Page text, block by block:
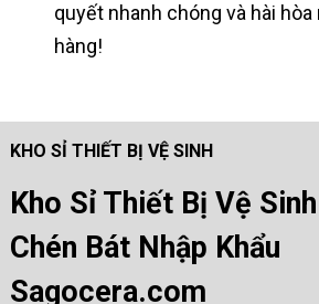
quyết nhanh chóng và hài
hàng!
KHO SỈ THIẾT BỊ VỆ SINH
Kho Sỉ Thiết Bị Vệ
Chén Bát Nhập
Sagocera.com